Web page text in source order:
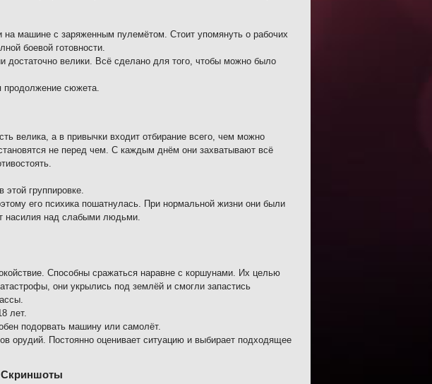
машине с заряженным пулемётом. Стоит упомянуть о рабочих
боевой готовности.
достаточно велики. Всё сделано для того, чтобы можно было
продолжение сюжета.
велика, а в привычки входит отбирание всего, чем можно
не перед чем. С каждым днём они захватывают всё
группировке.
его психика пошатнулась. При нормальной жизни они были
насилия над слабыми людьми.
Способны сражаться наравне с коршунами. Их целью
они укрылись под землёй и смогли запастись
лет.
подорвать машину или самолёт.
орудий. Постоянно оценивает ситуацию и выбирает подходящее
Скриншоты